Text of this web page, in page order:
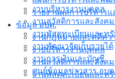
รายงานผลการบริหาร
ข้อมูล อบต.
งานกฎหมายและคดีคว
งาบบริหารงานบุคคล
งานสวัสดิการและสังคม
งานพัสดุทะเบียนและท
งาบบริหารงานบุคคล
งานสวัสดิการและสังคม
งานพัสดุทะเบียนและท
งานพัฒนาจัดเก็บรายได้
งานการเงินและบัญชี
ศูนย์ข้อมูลข่าวสาร อบ